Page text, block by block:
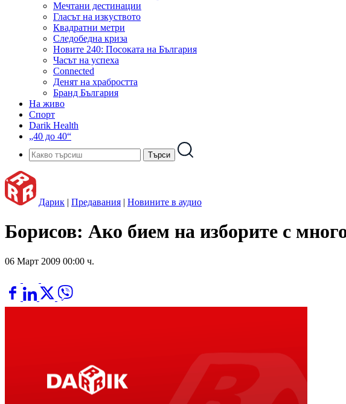
Мечтани дестинации
Гласът на изкуството
Квадратни метри
Следобедна криза
Новите 240: Посоката на България
Часът на успеха
Connected
Денят на храбростта
Бранд България
На живо
Спорт
Darik Health
„40 до 40“
Дарик | Предавания | Новините в аудио
Борисов: Ако бием на изборите с
06 Март 2009 00:00 ч.